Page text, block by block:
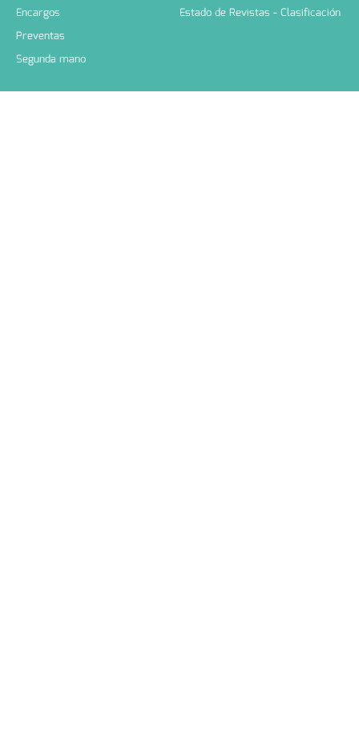
Encargos
Preventas
Segunda mano
Estado de Revistas - Clasificación